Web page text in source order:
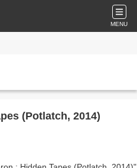
MENU
(Potlatch, 2014)